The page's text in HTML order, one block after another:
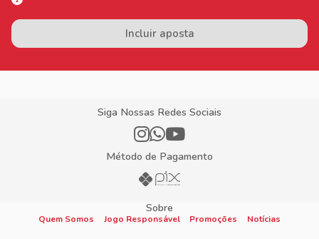
Incluir aposta
Siga Nossas Redes Sociais
Método de Pagamento
Sobre
Quem Somos Jogo Responsável Promoções Notícias